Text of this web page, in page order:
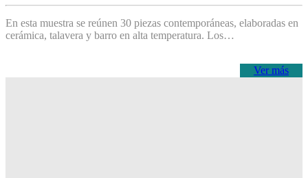
En esta muestra se reúnen 30 piezas contemporáneas, elaboradas en
cerámica, talavera y barro en alta temperatura. Los…
Ver más